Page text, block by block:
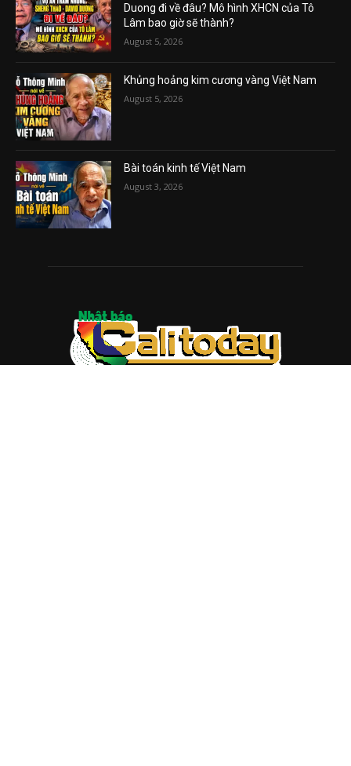
Duong đi về đâu? Mô hình XHCN của Tô
Lâm bao giờ sẽ thành?
August 5, 2026
Khủng hoảng kim cương vàng Việt Nam
August 5, 2026
Bài toán kinh tế Việt Nam
August 3, 2026